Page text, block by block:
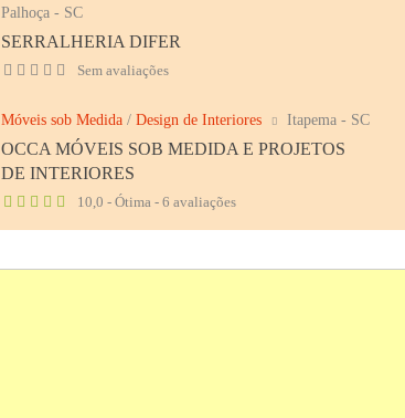
Palhoça - SC
SERRALHERIA DIFER
Sem avaliações
Móveis sob Medida/ Design de Interiores Itapema - SC
OCCA MÓVEIS SOB MEDIDA E PROJETOS
DE INTERIORES
10,0 - Ótima - 6 avaliações